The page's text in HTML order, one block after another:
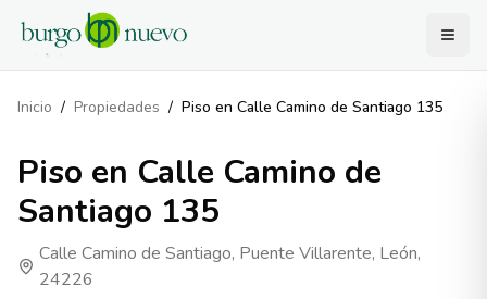
Inicio / Propiedades / Piso en Calle Camino de Santiago 135
Piso en Calle Camino de
Santiago 135
Calle Camino de Santiago, Puente Villarente, León,
24226